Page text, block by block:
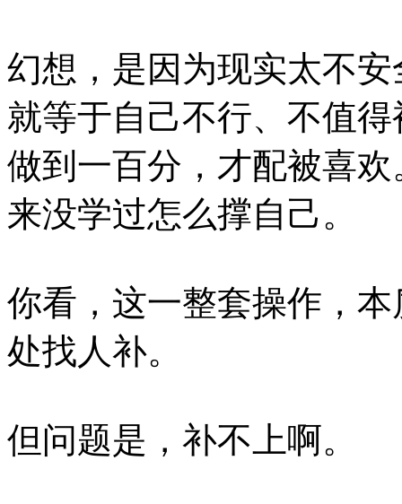
幻想，是因为现实太不
就等于自己不行、不值
做到一百分，才配被喜
来没学过怎么撑自己。
你看，这一整套操作，
处找人补。
但问题是，补不上啊。